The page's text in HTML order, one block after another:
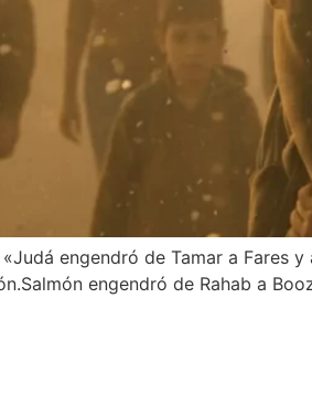
engendró de Tamar a Fares
engendró de Rahab a